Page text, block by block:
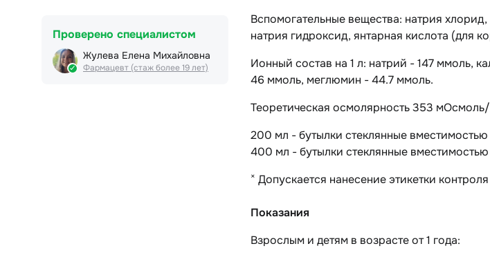
Проверено специалистом
Жулева Елена Михайловна
Фармацевт (стаж более 19 лет)
Вспомогательные вещества: натрия
натрия гидроксид, янтарная кислота (для
Ионный состав на 1 л: натрий - 147 ммоль,
46 ммоль, меглюмин - 44.7 ммоль.
Теоретическая осмолярность 353
200 мл - бутылки стеклянные
400 мл - бутылки стеклянные
× Допускается нанесение этикетки
Показания
Взрослым и детям в возрасте от 1 года: